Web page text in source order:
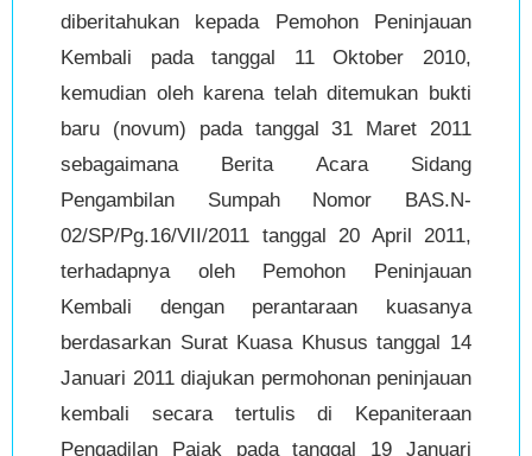
diberitahukan kepada Pemohon Peninjauan
Kembali pada tanggal 11 Oktober 2010,
kemudian oleh karena telah ditemukan bukti
baru (novum) pada tanggal 31 Maret 2011
sebagaimana Berita Acara Sidang
Pengambilan Sumpah Nomor BAS.N-
02/SP/Pg.16/VII/2011 tanggal 20 April 2011,
terhadapnya oleh Pemohon Peninjauan
Kembali dengan perantaraan kuasanya
berdasarkan Surat Kuasa Khusus tanggal 14
Januari 2011 diajukan permohonan peninjauan
kembali secara tertulis di Kepaniteraan
Pengadilan Pajak pada tanggal 19 Januari